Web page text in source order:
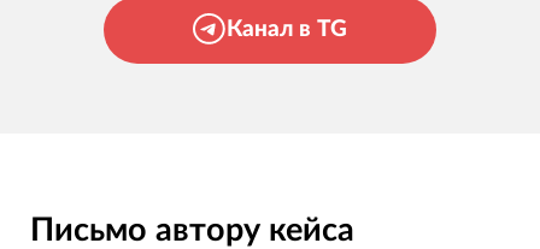
Канал в TG
Письмо автору кейса